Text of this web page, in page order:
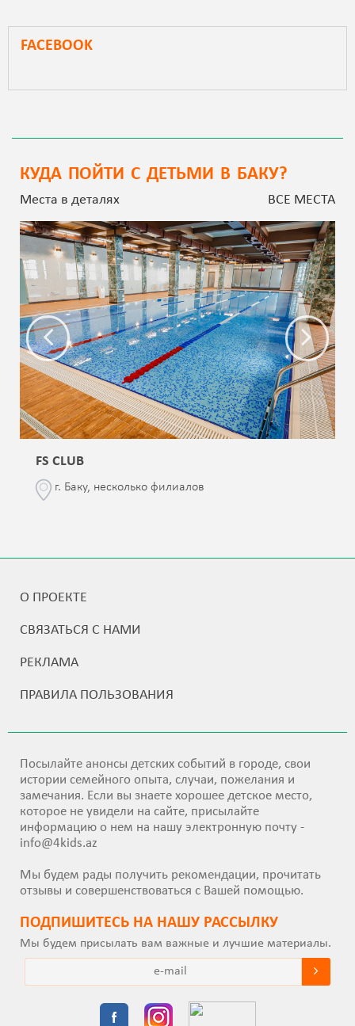
FACEBOOK
КУДА ПОЙТИ С ДЕТЬМИ В БАКУ?
Места в деталях ВСЕ МЕСТА
FS CLUB
г. Баку, несколько филиалов
О ПРОЕКТЕ
СВЯЗАТЬСЯ С НАМИ
РЕКЛАМА
ПРАВИЛА ПОЛЬЗОВАНИЯ
Посылайте анонсы детских событий в городе, свои
истории семейного опыта, случаи, пожелания и
замечания. Если вы знаете хорошее детское место,
которое не увидели на сайте, присылайте
информацию о нем на нашу электронную почту -
info@4kids.az
Мы будем рады получить рекомендации, прочитать
отзывы и совершенствоваться с Вашей помощью.
ПОДПИШИТEСЬ НА НАШУ РАССЫЛКУ
Мы будем присылать вам важные и лучшие материалы.